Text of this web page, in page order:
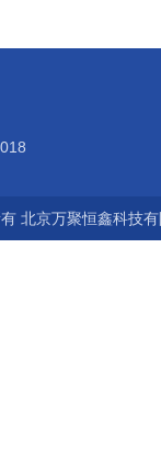
北京万聚恒鑫科技